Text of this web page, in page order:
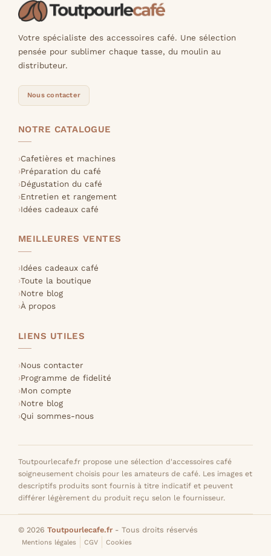
Votre spécialiste des accessoires café. Une sélection
pensée pour sublimer chaque tasse, du moulin au
distributeur.
Nous contacter
NOTRE CATALOGUE
Cafetières et machines
Préparation du café
Dégustation du café
Entretien et rangement
Idées cadeaux café
MEILLEURES VENTES
Idées cadeaux café
Toute la boutique
Notre blog
À propos
LIENS UTILES
Nous contacter
Programme de fidelité
Mon compte
Notre blog
Qui sommes-nous
Toutpourlecafe.fr propose une sélection d'accessoires café
soigneusement choisis pour les amateurs de café. Les images et
descriptifs produits sont fournis à titre indicatif et peuvent
différer légèrement du produit reçu selon le fournisseur.
© 2026 Toutpourlecafe.fr - Tous droits réservés
Mentions légales CGV Cookies